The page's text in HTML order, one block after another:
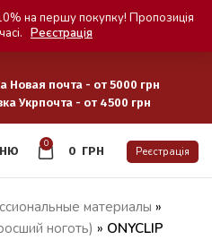
Новая почта - от 5000 грн
Укрпочта - от 4500 грн
0
0 ГРН Реєстрація
материалы »
ноготь) » ONYCLIP
на першу покупку! Пропозиція
Реєстрація